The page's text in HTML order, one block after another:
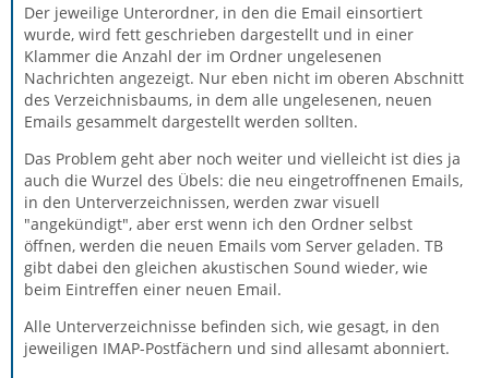
Der jeweilige Unterordner, in den die Email einsortiert
wurde, wird fett geschrieben dargestellt und in einer
Klammer die Anzahl der im Ordner ungelesenen
Nachrichten angezeigt. Nur eben nicht im oberen Abschnitt
des Verzeichnisbaums, in dem alle ungelesenen, neuen
Emails gesammelt dargestellt werden sollten.
Das Problem geht aber noch weiter und vielleicht ist dies ja
auch die Wurzel des Übels: die neu eingetroffnenen Emails,
in den Unterverzeichnissen, werden zwar visuell
"angekündigt", aber erst wenn ich den Ordner selbst
öffnen, werden die neuen Emails vom Server geladen. TB
gibt dabei den gleichen akustischen Sound wieder, wie
beim Eintreffen einer neuen Email.
Alle Unterverzeichnisse befinden sich, wie gesagt, in den
jeweiligen IMAP-Postfächern und sind allesamt abonniert.